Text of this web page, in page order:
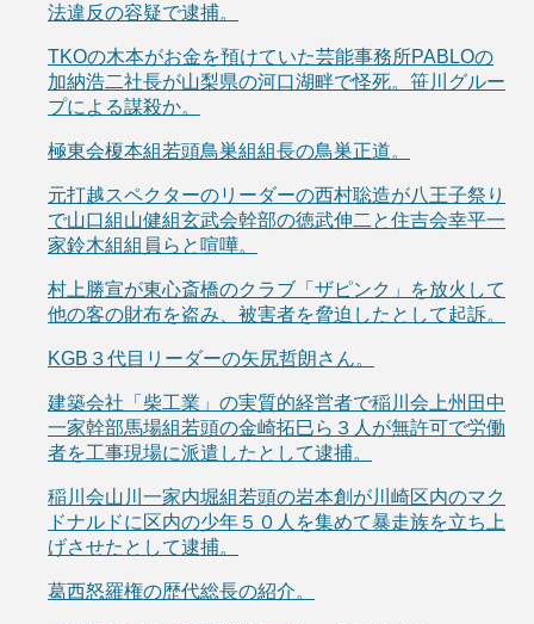
法違反の容疑で逮捕。
TKOの木本がお金を預けていた芸能事務所PABLOの
加納浩二社長が山梨県の河口湖畔で怪死。笹川グルー
プによる謀殺か。
極東会榎本組若頭鳥巣組組長の鳥巣正道。
元打越スペクターのリーダーの西村聡造が八王子祭り
で山口組山健組玄武会幹部の徳武伸二と住吉会幸平一
家鈴木組組員らと喧嘩。
村上勝宣が東心斎橋のクラブ「ザピンク」を放火して
他の客の財布を盗み、被害者を脅迫したとして起訴。
KGB３代目リーダーの矢尻哲朗さん。
建築会社「柴工業」の実質的経営者で稲川会上州田中
一家幹部馬場組若頭の金崎拓巳ら３人が無許可で労働
者を工事現場に派遣したとして逮捕。
稲川会山川一家内堀組若頭の岩本創が川崎区内のマク
ドナルドに区内の少年５０人を集めて暴走族を立ち上
げさせたとして逮捕。
葛西怒羅権の歴代総長の紹介。